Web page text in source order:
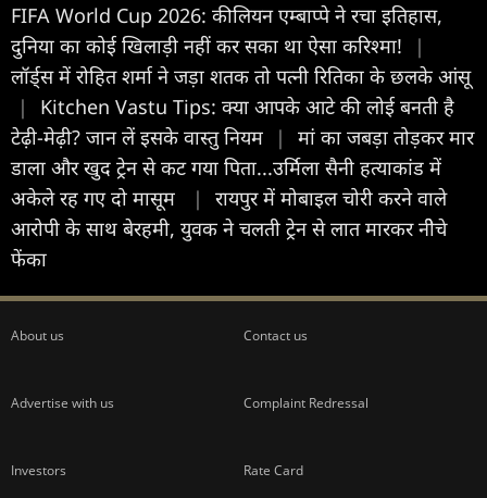
FIFA World Cup 2026: कीलियन एम्बाप्पे ने रचा इतिहास,
दुनिया का कोई खिलाड़ी नहीं कर सका था ऐसा करिश्मा!
|
लॉर्ड्स में रोहित शर्मा ने जड़ा शतक तो पत्नी रितिका के छलके आंसू
|
Kitchen Vastu Tips: क्या आपके आटे की लोई बनती है
टेढ़ी-मेढ़ी? जान लें इसके वास्तु नियम
|
मां का जबड़ा तोड़कर मार
डाला और खुद ट्रेन से कट गया पिता...उर्मिला सैनी हत्याकांड में
अकेले रह गए दो मासूम
|
रायपुर में मोबाइल चोरी करने वाले
आरोपी के साथ बेरहमी, युवक ने चलती ट्रेन से लात मारकर नीेचे
फेंका
About us Contact us
Advertise with us Complaint Redressal
Investors Rate Card